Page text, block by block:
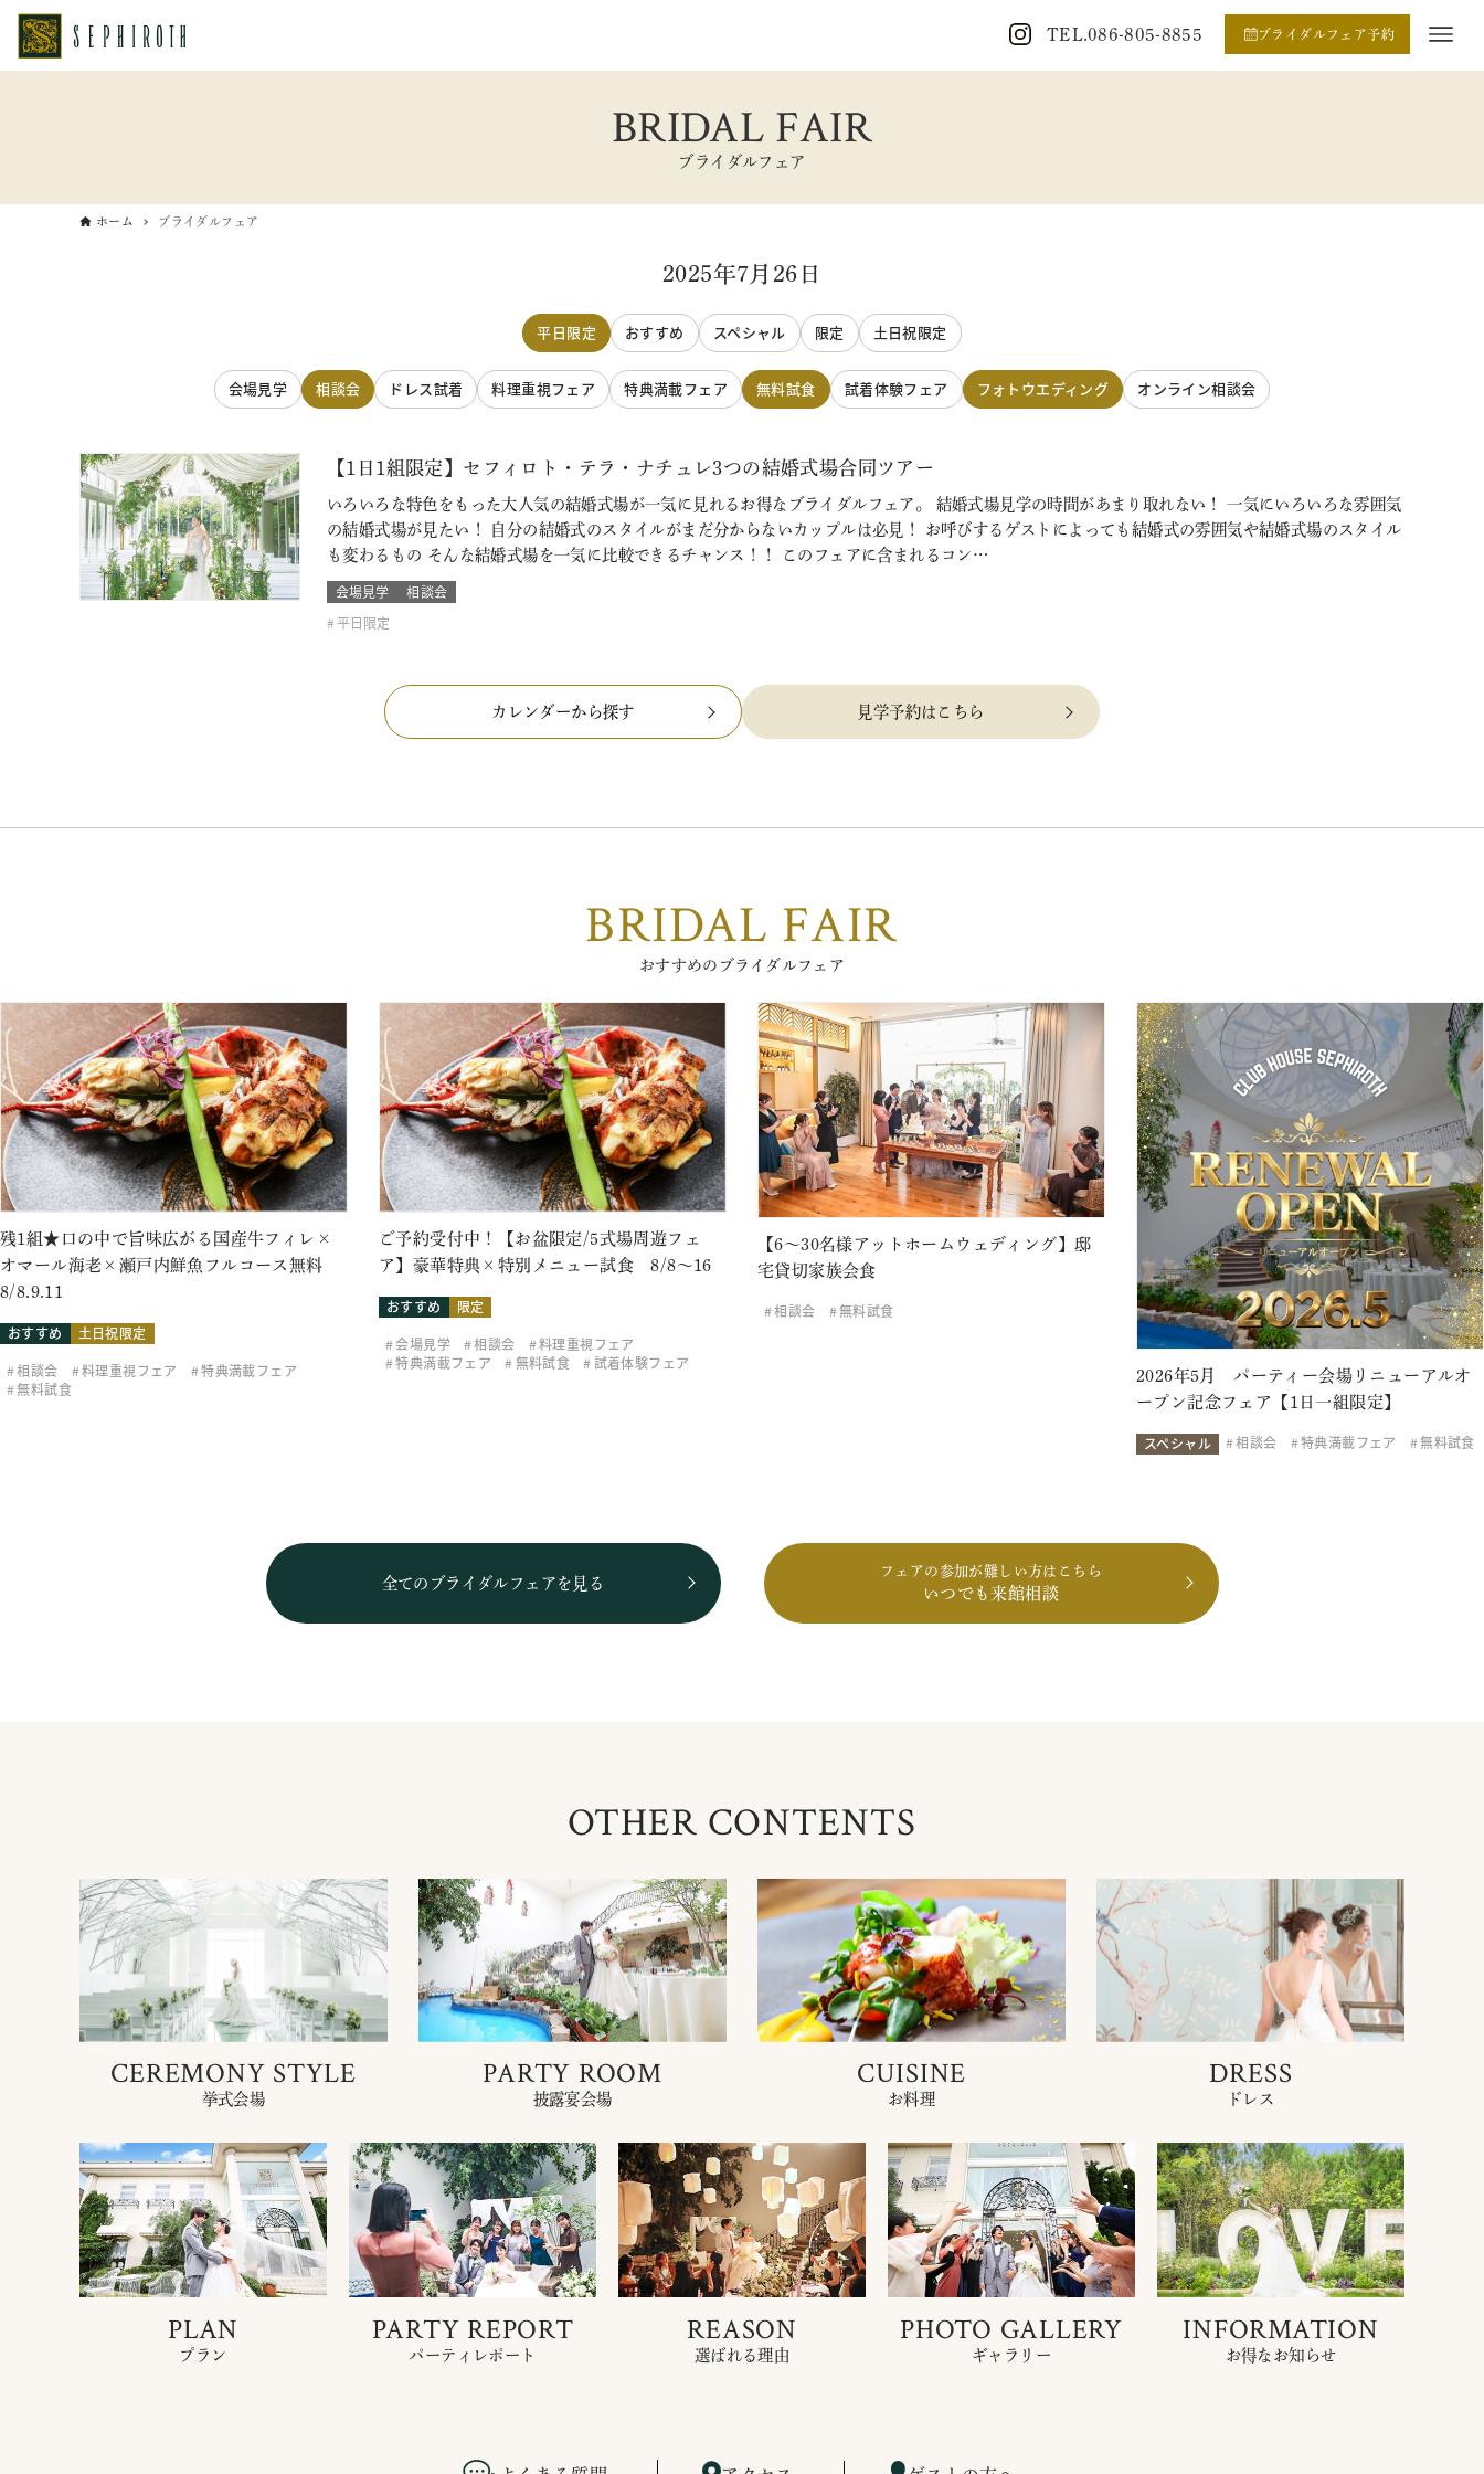
TEL.086-805-8855 ブライダルフェア予約
BRIDAL FAIR
ブライダルフェア
ホーム ブライダルフェア
2025年7月26日
平日限定 おすすめ スペシャル 限定 土日祝限定
会場見学 相談会 ドレス試着 料理重視フェア 特典満載フェア 無料試食 試着体験フェア フォトウエディング オンライン相談会
【1日1組限定】セフィロト・テラ・ナチュレ3つの結婚式場合同ツアー
いろいろな特色をもった大人気の結婚式場が一気に見れるお得なブライダルフェア。 結婚式場見学の時間があまり取れない！ 一気にいろいろな雰囲気
の結婚式場が見たい！ 自分の結婚式のスタイルがまだ分からないカップルは必見！ お呼びするゲストによっても結婚式の雰囲気や結婚式場のスタイル
も変わるもの そんな結婚式場を一気に比較できるチャンス！！ このフェアに含まれるコン…
会場見学
相談会
平日限定
カレンダーから探す 見学予約はこちら
BRIDAL FAIR
おすすめのブライダルフェア
残1組★口の中で旨味広がる国産牛フィレ×
オマール海老×瀬戸内鮮魚フルコース無料
8/8.9.11
おすすめ
土日祝限定
相談会
料理重視フェア
特典満載フェア
無料試食
ご予約受付中！【お盆限定/5式場周遊フェ
ア】豪華特典×特別メニュー試食 8/8～16
おすすめ
限定
会場見学
相談会
料理重視フェア
特典満載フェア
無料試食 試着体験フェア
【6～30名様アットホームウェディング】邸
宅貸切家族会食
相談会 無料試食
2026年5月 パーティー会場リニューアルオ
ープン記念フェア【1日一組限定】
スペシャル 相談会 特典満載フェア 無料試食
全てのブライダルフェアを見る
フェアの参加が難しい方はこちら
いつでも来館相談
OTHER CONTENTS
CEREMONY STYLE
挙式会場
PARTY ROOM
披露宴会場
CUISINE
お料理
DRESS
ドレス
PLAN
プラン
PARTY REPORT
パーティレポート
REASON
選ばれる理由
PHOTO GALLERY
ギャラリー
INFORMATION
お得なお知らせ